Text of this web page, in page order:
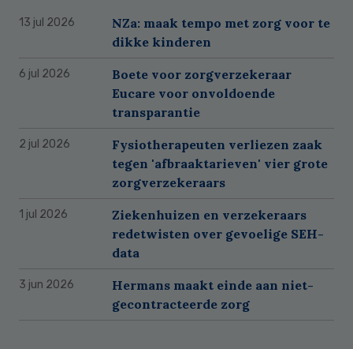
13 jul 2026
NZa: maak tempo met zorg voor te
dikke kinderen
6 jul 2026
Boete voor zorgverzekeraar
Eucare voor onvoldoende
transparantie
2 jul 2026
Fysiotherapeuten verliezen zaak
tegen 'afbraaktarieven' vier grote
zorgverzekeraars
1 jul 2026
Ziekenhuizen en verzekeraars
redetwisten over gevoelige SEH-
data
3 jun 2026
Hermans maakt einde aan niet-
gecontracteerde zorg